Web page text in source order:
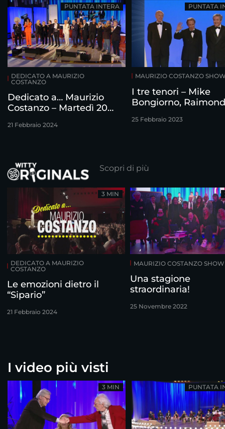
DEDICATO A MAURIZIO
COSTANZO
Dedicato a… Maurizio
Costanzo – Martedì 20
21 Febbraio 2024
PUNTATA INTERA
MAURIZIO COSTANZO
I tre tenori – Mike
Bongiorno,
intervistati da
25 Febbraio 2023
PUNTATA
Scopri di più
DEDICATO A MAURIZIO
COSTANZO
Le emozioni dietro il
“Sipario”
21 Febbraio 2024
3 MIN
MAURIZIO COSTANZO SHOW
Una stagione
straordinaria!
25 Novembre 2022
I video più visti
3 MIN PUNTATA